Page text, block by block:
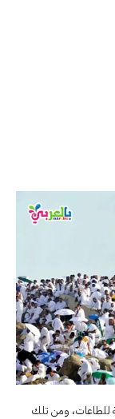
للطاعات، ومن تلك